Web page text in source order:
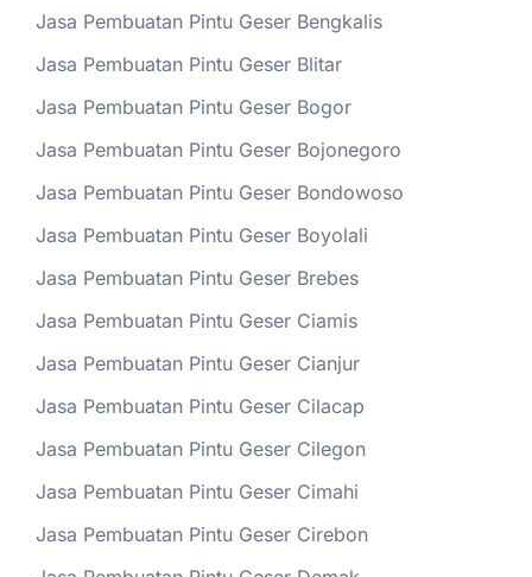
Jasa Pembuatan Pintu Geser Bengkalis
Jasa Pembuatan Pintu Geser Blitar
Jasa Pembuatan Pintu Geser Bogor
Jasa Pembuatan Pintu Geser Bojonegoro
Jasa Pembuatan Pintu Geser Bondowoso
Jasa Pembuatan Pintu Geser Boyolali
Jasa Pembuatan Pintu Geser Brebes
Jasa Pembuatan Pintu Geser Ciamis
Jasa Pembuatan Pintu Geser Cianjur
Jasa Pembuatan Pintu Geser Cilacap
Jasa Pembuatan Pintu Geser Cilegon
Jasa Pembuatan Pintu Geser Cimahi
Jasa Pembuatan Pintu Geser Cirebon